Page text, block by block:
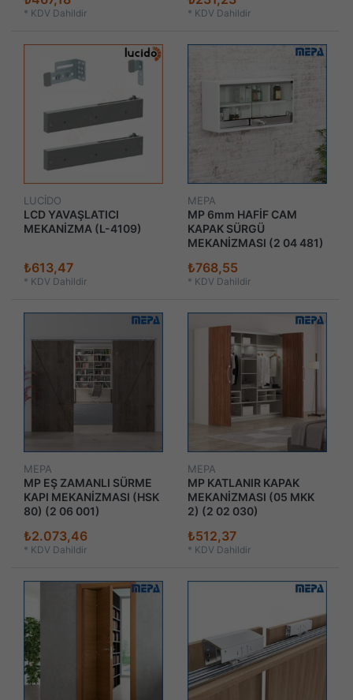
* KDV Dahildir * KDV Dahildir
LUCİDO
LCD YAVAŞLATICI
MEKANİZMA (L-4109)
₺613,47
* KDV Dahildir
MEPA
MP 6mm HAFİF CAM
KAPAK SÜRGÜ
MEKANİZMASI (2 04 481)
₺768,55
* KDV Dahildir
MEPA
MP EŞ ZAMANLI SÜRME
KAPI MEKANİZMASI (HSK
80) (2 06 001)
₺2.073,46
* KDV Dahildir
MEPA
MP KATLANIR KAPAK
MEKANİZMASI (05 MKK
2) (2 02 030)
₺512,37
* KDV Dahildir